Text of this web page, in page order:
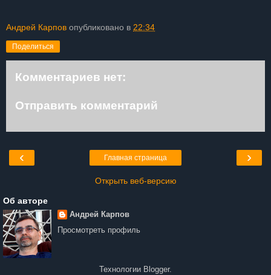
Андрей Карпов опубликовано в 22:34
Поделиться
Комментариев нет:
Отправить комментарий
‹ ›
Главная страница
Открыть веб-версию
Об авторе
Андрей Карпов
Просмотреть профиль
Технологии Blogger.